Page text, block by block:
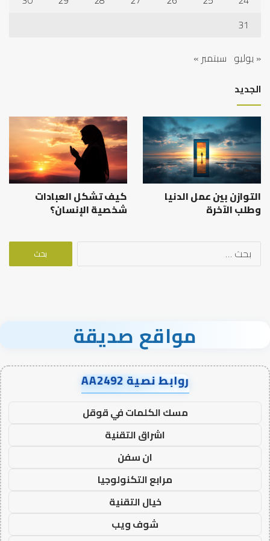
31
« يوليو سبتمبر »
الجديد
التوازن بين عمل الدنيا
وطلب الآخرة
كيف تشكل العبادات
شخصية الإنسان؟
البحث
مواقع صديقة
روابط نصية AA2492
مسك الكلمات في قوقل
اشراق التقنية
ان سفن
مرابع التكنولوجيا
خيال التقنية
شوف ويب